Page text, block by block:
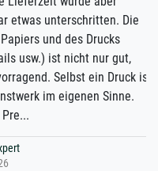
Die
Drucks
nur gut,
ein Druck ist
Sinne.